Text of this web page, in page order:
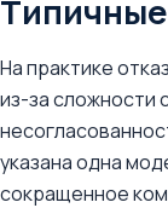
На практике
из-за сложности
указана одна
сокращенное